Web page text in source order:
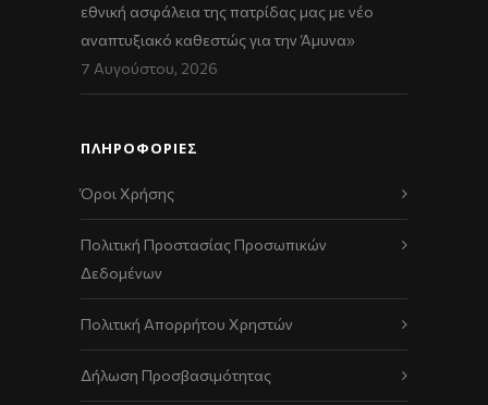
εθνική ασφάλεια της πατρίδας μας με νέο
αναπτυξιακό καθεστώς για την Άμυνα»
7 Αυγούστου, 2026
ΠΛΗΡΟΦΟΡΙΕΣ
Όροι Χρήσης
Πολιτική Προστασίας Προσωπικών
Δεδομένων
Πολιτική Απορρήτου Χρηστών
Δήλωση Προσβασιμότητας